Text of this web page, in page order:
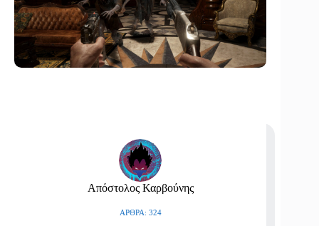
Απόστολος Καρβούνης
ΆΡΘΡΑ: 324